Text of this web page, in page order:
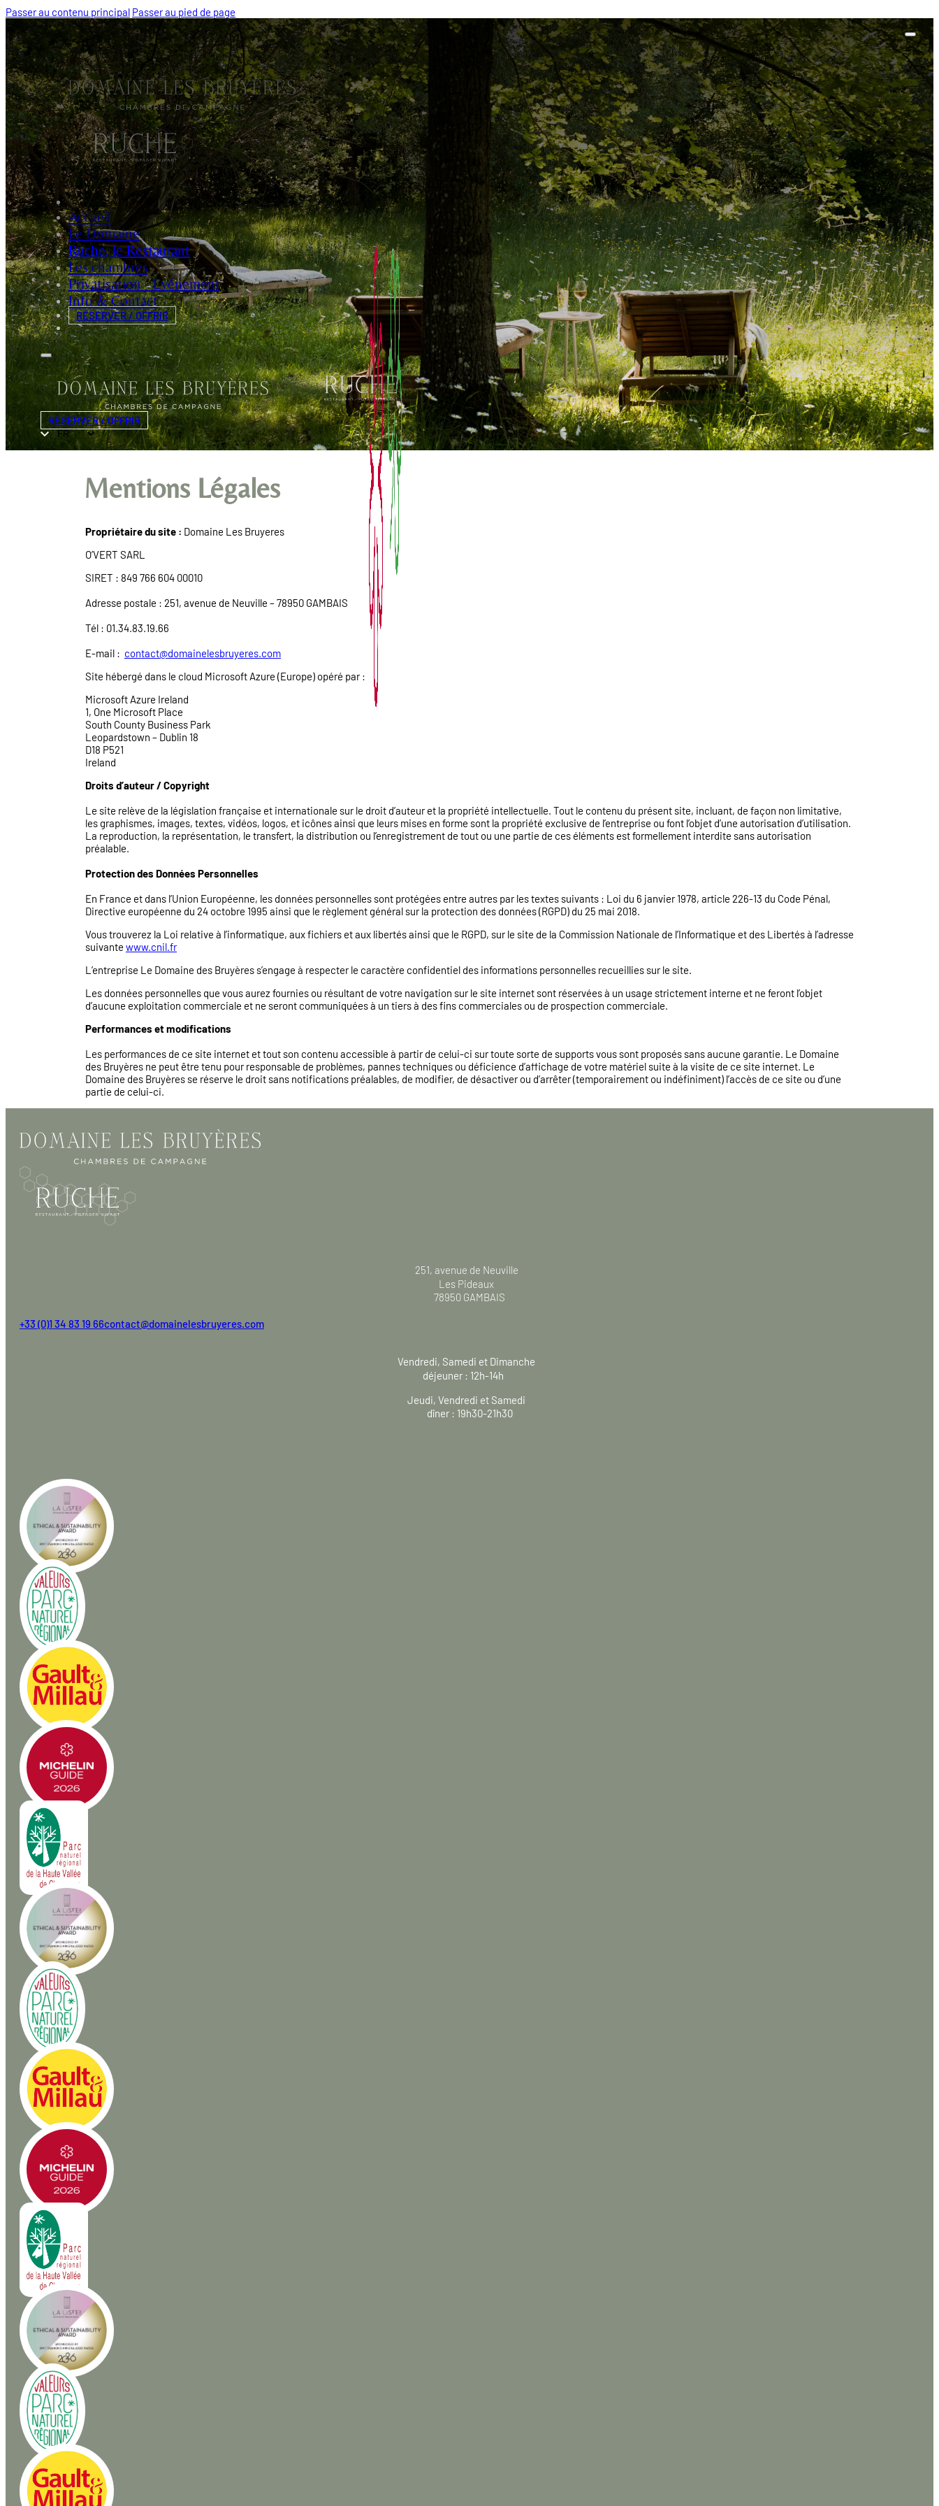
Passer au contenu principal Passer au pied de page
Accueil
Le Domaine
Ruche, le Restaurant
Les chambres
Privatisation - Evénement
Info & Contact
RÉSERVER / OFFRIR
RÉSERVER / OFFRIR
Mentions Légales
Propriétaire du site : Domaine Les Bruyeres
O’VERT SARL
SIRET : 849 766 604 00010
Adresse postale : 251, avenue de Neuville – 78950 GAMBAIS
Tél : 01.34.83.19.66
E-mail : contact@domainelesbruyeres.com
Site hébergé dans le cloud Microsoft Azure (Europe) opéré par :
Microsoft Azure Ireland
1, One Microsoft Place
South County Business Park
Leopardstown – Dublin 18
D18 P521
Ireland
Droits d’auteur / Copyright
Le site relève de la législation française et internationale sur le droit d’auteur et la propriété intellectuelle. Tout le contenu du présent site, incluant, de façon non limitative,
les graphismes, images, textes, vidéos, logos, et icônes ainsi que leurs mises en forme sont la propriété exclusive de l’entreprise ou font l’objet d’une autorisation d’utilisation.
La reproduction, la représentation, le transfert, la distribution ou l’enregistrement de tout ou une partie de ces éléments est formellement interdite sans autorisation
préalable.
Protection des Données Personnelles
En France et dans l’Union Européenne, les données personnelles sont protégées entre autres par les textes suivants : Loi du 6 janvier 1978, article 226-13 du Code Pénal,
Directive européenne du 24 octobre 1995 ainsi que le règlement général sur la protection des données (RGPD) du 25 mai 2018.
Vous trouverez la Loi relative à l’informatique, aux fichiers et aux libertés ainsi que le RGPD, sur le site de la Commission Nationale de l’Informatique et des Libertés à l’adresse
suivante www.cnil.fr
L’entreprise Le Domaine des Bruyères s’engage à respecter le caractère confidentiel des informations personnelles recueillies sur le site.
Les données personnelles que vous aurez fournies ou résultant de votre navigation sur le site internet sont réservées à un usage strictement interne et ne feront l’objet
d’aucune exploitation commerciale et ne seront communiquées à un tiers à des fins commerciales ou de prospection commerciale.
Performances et modifications
Les performances de ce site internet et tout son contenu accessible à partir de celui-ci sur toute sorte de supports vous sont proposés sans aucune garantie. Le Domaine
des Bruyères ne peut être tenu pour responsable de problèmes, pannes techniques ou déficience d’affichage de votre matériel suite à la visite de ce site internet. Le
Domaine des Bruyères se réserve le droit sans notifications préalables, de modifier, de désactiver ou d’arrêter (temporairement ou indéfiniment) l’accès de ce site ou d’une
partie de celui-ci.
251, avenue de Neuville
Les Pideaux
78950 GAMBAIS
+33 (0)1 34 83 19 66contact@domainelesbruyeres.com
Vendredi, Samedi et Dimanche
déjeuner : 12h-14h
Jeudi, Vendredi et Samedi
dîner : 19h30-21h30